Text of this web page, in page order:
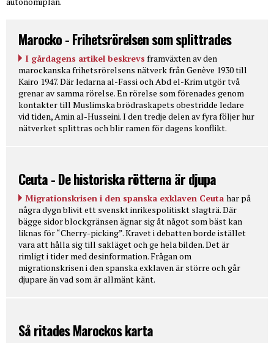
Marocko - Frihetsrörelsen som splittrades
I gårdagens artikel beskrevs framväxten av den
marockanska frihetsrörelsens nätverk från Genève 1930 till
Kairo 1947. Där ledarna al-Fassi och Abd el-Krim utgör två
grenar av samma rörelse. En rörelse som förenades genom
kontakter till Muslimska brödraskapets obestridde ledare
vid tiden, Amin al-Husseini. I den tredje delen av fyra följer hur
nätverket splittras och blir ramen för dagens konflikt.
Ceuta - De historiska rötterna är djupa
Migrationskrisen i den spanska exklaven Ceuta har på
några dygn blivit ett svenskt inrikespolitiskt slagträ. Där
bägge sidor blockgränsen ägnar sig åt något som bäst kan
liknas för “Cherry-picking”. Kravet i debatten borde istället
vara att hålla sig till sakläget och ge hela bilden. Det är
rimligt i tider med desinformation. Frågan om
migrationskrisen i den spanska exklaven är större och går
djupare än vad som är allmänt känt.
Så ritades Marockos karta